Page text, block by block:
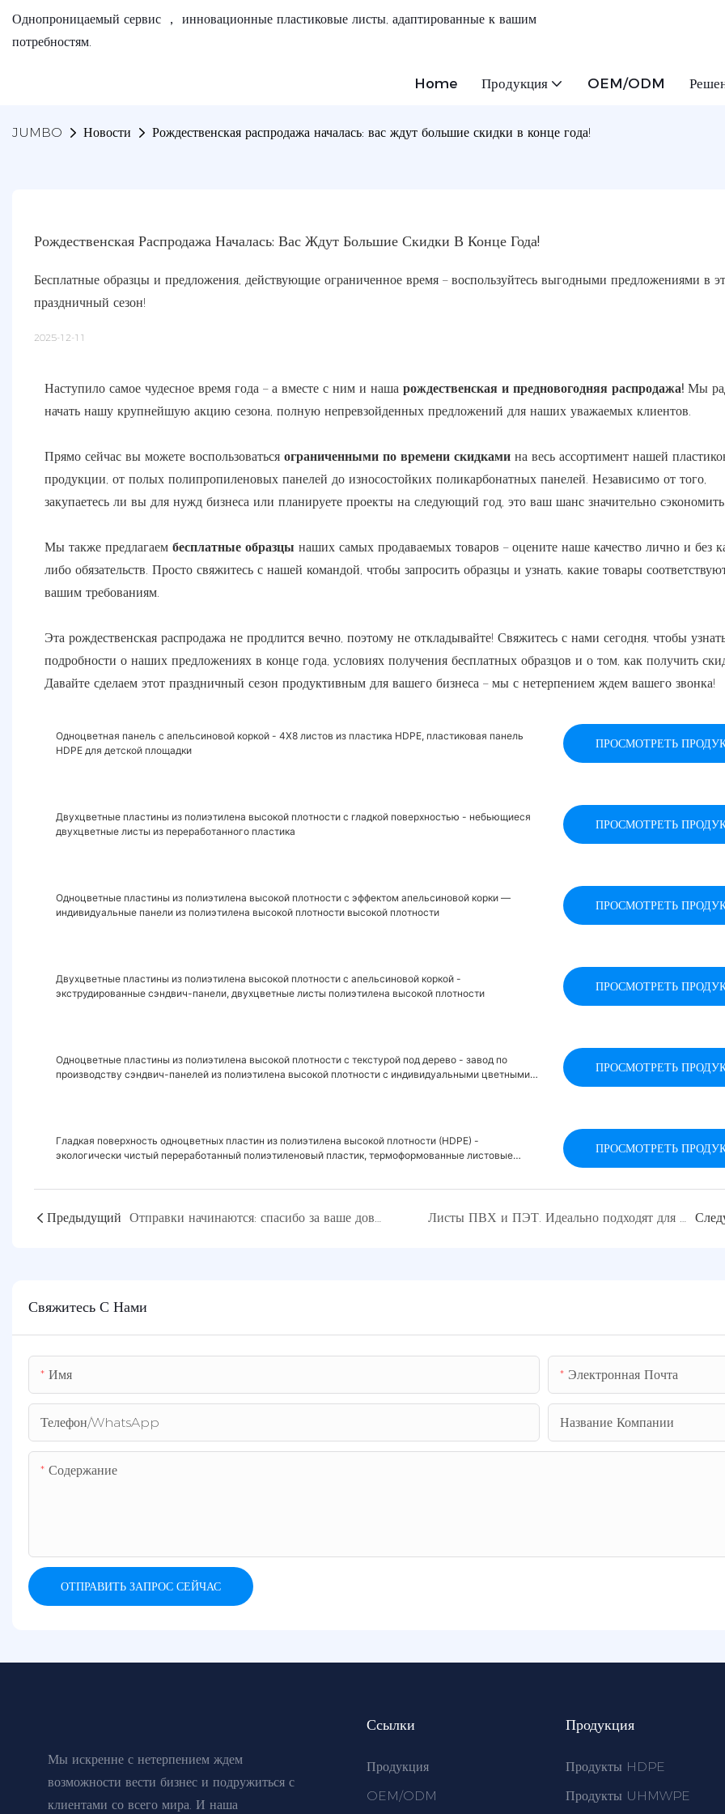
Однопроницаемый сервис ， инновационные пластиковые листы, адаптированные к вашим
потребностям.
Home Продукция OEM/ODM
JUMBO Новости Рождественская распродажа началась: вас ждут большие скидки в конце года!
Рождественская Распродажа Началась: Вас Ждут Большие Скидки В Конце Года!
Бесплатные образцы и предложения, действующие ограниченное время – воспользуйтесь выгодными предложениями в
праздничный сезон!
2025-12-11
Наступило самое чудесное время года – а вместе с ним и нашарождественская и предновогодняя распродажа! Мы
начать нашу крупнейшую акцию сезона, полную непревзойденных предложений для наших уважаемых клиентов.
Прямо сейчас вы можете воспользоватьсяограниченными по времени скидками на весь ассортимент нашей
продукции, от полых полипропиленовых панелей до износостойких поликарбонатных панелей. Независимо от того,
закупаетесь ли вы для нужд бизнеса или планируете проекты на следующий год, это ваш шанс значительно сэкономить.
Мы также предлагаембесплатные образцы наших самых продаваемых товаров – оцените наше качество лично и без
либо обязательств. Просто свяжитесь с нашей командой, чтобы запросить образцы и узнать, какие товары
вашим требованиям.
Эта рождественская распродажа не продлится вечно, поэтому не откладывайте! Свяжитесь с нами сегодня, чтобы
подробности о наших предложениях в конце года, условиях получения бесплатных образцов и о том, как получить
Давайте сделаем этот праздничный сезон продуктивным для вашего бизнеса – мы с нетерпением ждем вашего звонка!
Одноцветная панель с апельсиновой коркой - 4X8 листов из пластика HDPE, пластиковая панель
HDPE для детской площадки
ПРОСМОТРЕТЬ
Двухцветные пластины из полиэтилена высокой плотности с гладкой поверхностью - небьющиеся
двухцветные листы из переработанного пластика
ПРОСМОТРЕТЬ
Одноцветные пластины из полиэтилена высокой плотности с эффектом апельсиновой корки —
индивидуальные панели из полиэтилена высокой плотности высокой плотности
ПРОСМОТРЕТЬ
Двухцветные пластины из полиэтилена высокой плотности с апельсиновой коркой -
экструдированные сэндвич-панели, двухцветные листы полиэтилена высокой плотности
ПРОСМОТРЕТЬ
Одноцветные пластины из полиэтилена высокой плотности с текстурой под дерево - завод по
производству сэндвич-панелей из полиэтилена высокой плотности с индивидуальными цветными
ПРОСМОТРЕТЬ
Гладкая поверхность одноцветных пластин из полиэтилена высокой плотности (HDPE) -
экологически чистый переработанный полиэтиленовый пластик, термоформованные листовые
ПРОСМОТРЕТЬ
Предыдущий
Свяжитесь С Нами
Имя Электронная Почта
Телефон/WhatsApp Название Компании
Содержание
ОТПРАВИТЬ ЗАПРОС СЕЙЧАС
Мы искренне с нетерпением ждем
возможности вести бизнес и подружиться с
клиентами со всего мира. И наша
Ссылки
Продукция
OEM/ODM
Продукция
Продукты HDPE
Продукты UHMWPE